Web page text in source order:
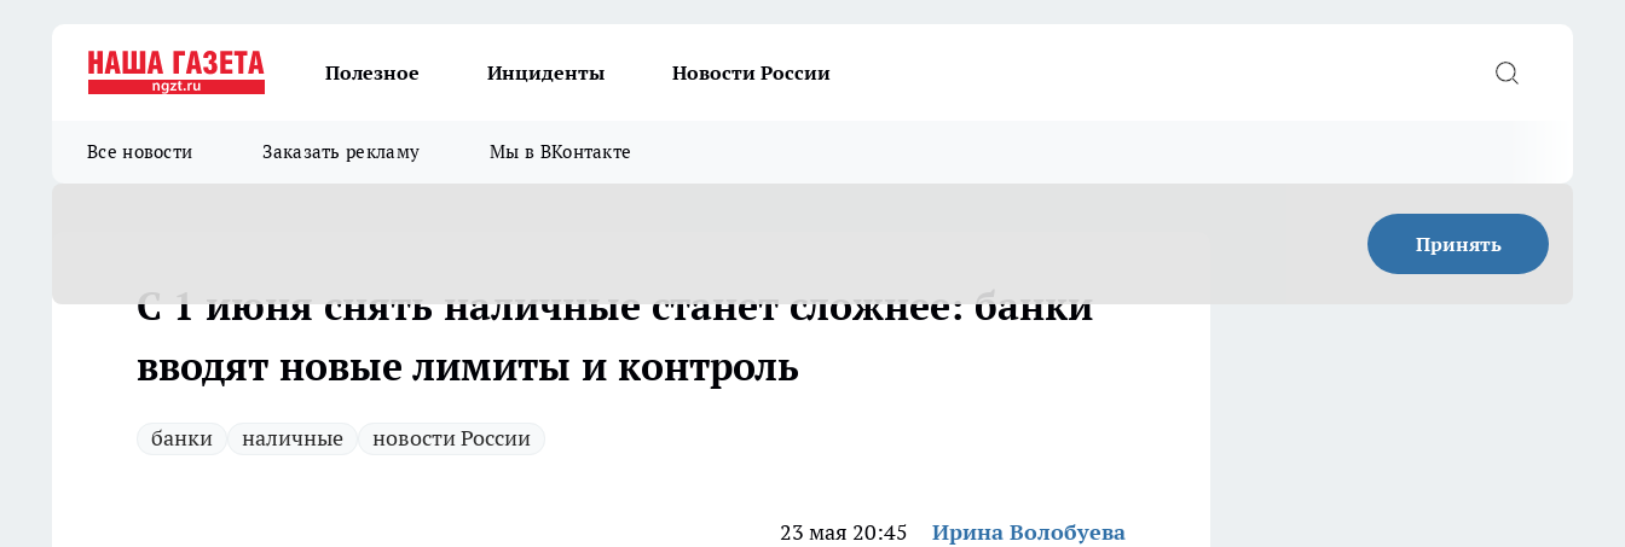
Полезное Инциденты Новости России
Все новости Заказать рекламу Мы в ВКонтакте
Принять
С 1 июня снять наличные станет сложнее: банки
вводят новые лимиты и контроль
банки наличные новости России
23 мая 20:45 Ирина Волобуева